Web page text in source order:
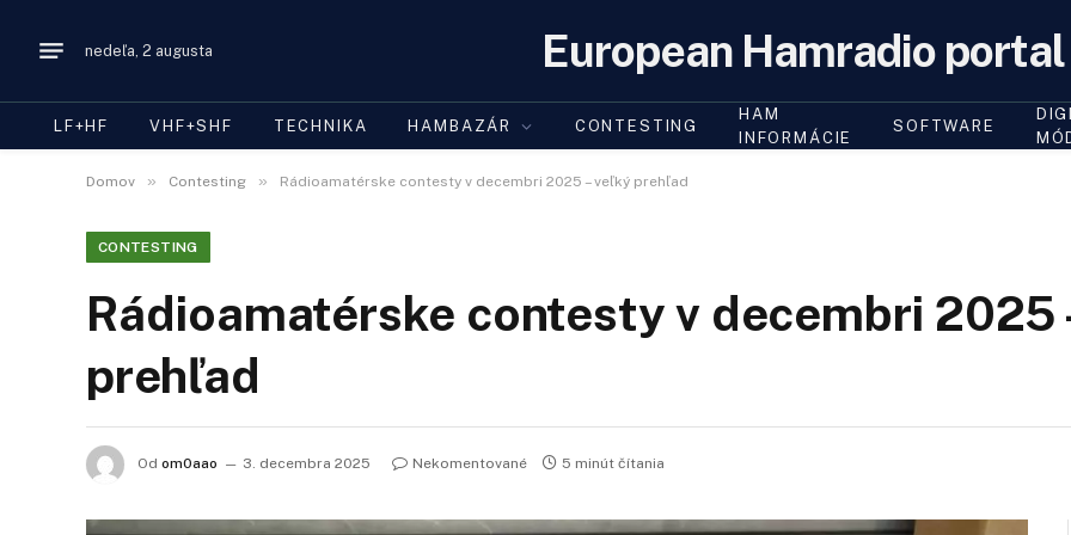
nedeľa, 2 augusta European Hamradio portal
LF+HF VHF+SHF TECHNIKA HAMBAZÁR CONTESTING
HAM
INFORMÁCIE
SOFTWARE
Domov » Contesting » Rádioamatérske contesty v decembri 2025 – veľký prehľad
CONTESTING
Rádioamatérske contesty v decembri 2025
prehľad
Od om0aao 3. decembra 2025 Nekomentované 5 minút čítania